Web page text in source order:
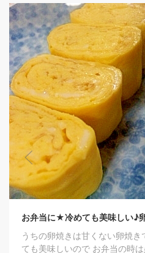
お弁当に★冷めても美味しい♪
うちの卵焼きは甘くない卵焼
ても美味しいので お弁当の時